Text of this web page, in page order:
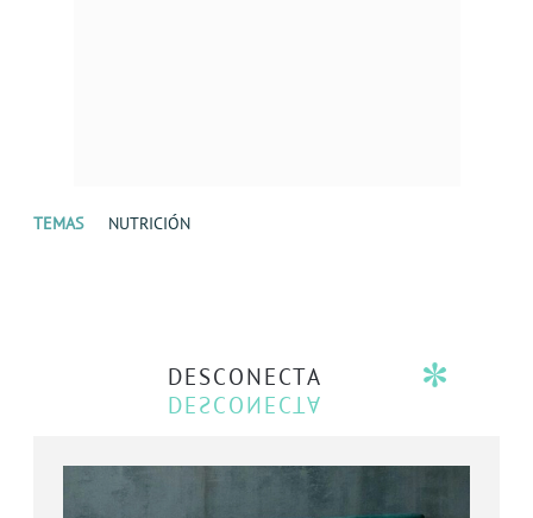
TEMAS NUTRICIÓN
DESCONECTA